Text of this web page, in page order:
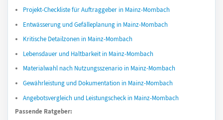
Projekt-Checkliste für Auftraggeber in Mainz-Mombach
Entwässerung und Gefälleplanung in Mainz-Mombach
Kritische Detailzonen in Mainz-Mombach
Lebensdauer und Haltbarkeit in Mainz-Mombach
Materialwahl nach Nutzungsszenario in Mainz-Mombach
Gewährleistung und Dokumentation in Mainz-Mombach
Angebotsvergleich und Leistungscheck in Mainz-Mombach
Passende Ratgeber: